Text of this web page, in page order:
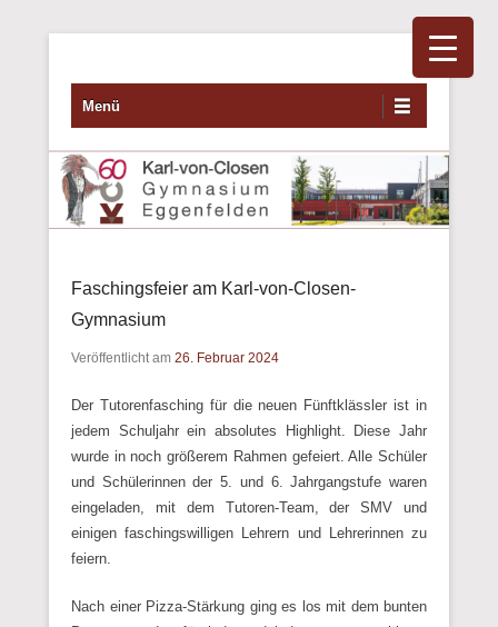
Primäres Menü
Zum Inhalt wechseln
Menü
Faschingsfeier am Karl-von-Closen-
Gymnasium
Veröffentlicht am 26. Februar 2024
Der Tutorenfasching für die neuen Fünftklässler ist in
jedem Schuljahr ein absolutes Highlight. Diese Jahr
wurde in noch größerem Rahmen gefeiert. Alle Schüler
und Schülerinnen der 5. und 6. Jahrgangstufe waren
eingeladen, mit dem Tutoren-Team, der SMV und
einigen faschingswilligen Lehrern und Lehrerinnen zu
feiern.
Nach einer Pizza-Stärkung ging es los mit dem bunten